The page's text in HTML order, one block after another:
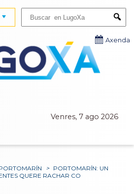
Venres, 7 ago 2026
Axenda
> PORTOMARÍN: UN
QUERE RACHAR CO